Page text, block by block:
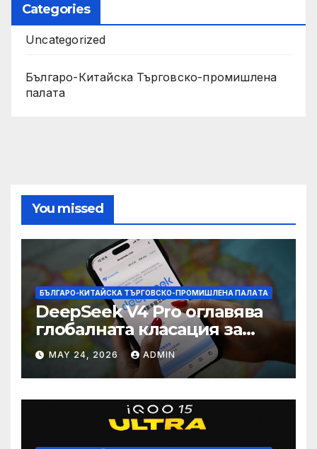
Categories
Uncategorized
Българо-Китайска Търговско-промишлена
палaта
You missed
БЪЛГАРО-КИТАЙСКА ТЪРГОВСКО-ПРОМИШЛЕНА ПАЛAТА
DeepSeek V4 Pro оглавява
глобалната класация за
печалба след 75%
намаление на цената
MAY 24, 2026 ADMIN